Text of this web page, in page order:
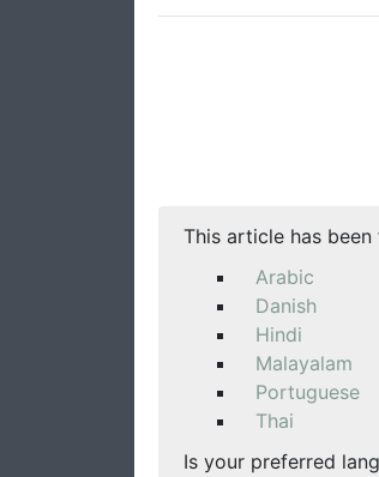
This article has
Arabic
Danish
Hindi
Malayalam
Portuguese
Thai
Is your preferred